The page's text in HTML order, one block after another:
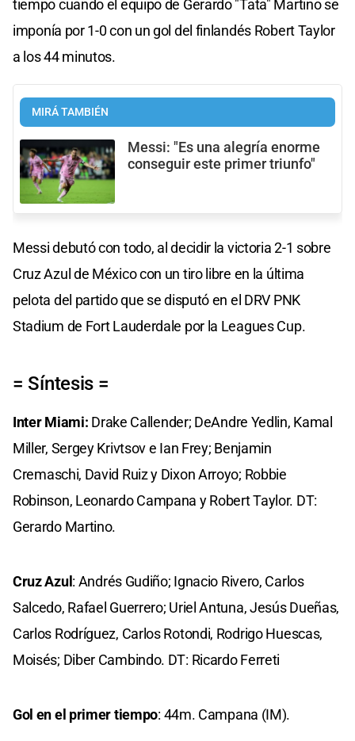
tiempo cuando el equipo de Gerardo "Tata" Martino se
imponía por 1-0 con un gol del finlandés Robert Taylor
a los 44 minutos.
MIRÁ TAMBIÉN
Messi: "Es una alegría enorme
conseguir este primer triunfo"
Messi debutó con todo, al decidir la victoria 2-1 sobre
Cruz Azul de México con un tiro libre en la última
pelota del partido que se disputó en el DRV PNK
Stadium de Fort Lauderdale por la Leagues Cup.
= Síntesis =
Inter Miami: Drake Callender; DeAndre Yedlin, Kamal
Miller, Sergey Krivtsov e Ian Frey; Benjamin
Cremaschi, David Ruiz y Dixon Arroyo; Robbie
Robinson, Leonardo Campana y Robert Taylor. DT:
Gerardo Martino.
Cruz Azul: Andrés Gudiño; Ignacio Rivero, Carlos
Salcedo, Rafael Guerrero; Uriel Antuna, Jesús Dueñas,
Carlos Rodríguez, Carlos Rotondi, Rodrigo Huescas,
Moisés; Diber Cambindo. DT: Ricardo Ferreti
Gol en el primer tiempo: 44m. Campana (IM).